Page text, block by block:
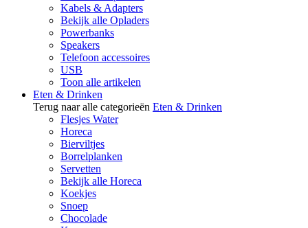
Kabels & Adapters
Bekijk alle Opladers
Powerbanks
Speakers
Telefoon accessoires
USB
Toon alle artikelen
Eten & Drinken
Terug naar alle categorieën Eten & Drinken
Flesjes Water
Horeca
Bierviltjes
Borrelplanken
Servetten
Bekijk alle Horeca
Koekjes
Snoep
Chocolade